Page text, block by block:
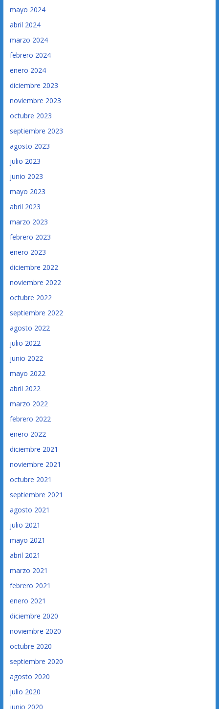
mayo 2024
abril 2024
marzo 2024
febrero 2024
enero 2024
diciembre 2023
noviembre 2023
octubre 2023
septiembre 2023
agosto 2023
julio 2023
junio 2023
mayo 2023
abril 2023
marzo 2023
febrero 2023
enero 2023
diciembre 2022
noviembre 2022
octubre 2022
septiembre 2022
agosto 2022
julio 2022
junio 2022
mayo 2022
abril 2022
marzo 2022
febrero 2022
enero 2022
diciembre 2021
noviembre 2021
octubre 2021
septiembre 2021
agosto 2021
julio 2021
mayo 2021
abril 2021
marzo 2021
febrero 2021
enero 2021
diciembre 2020
noviembre 2020
octubre 2020
septiembre 2020
agosto 2020
julio 2020
junio 2020